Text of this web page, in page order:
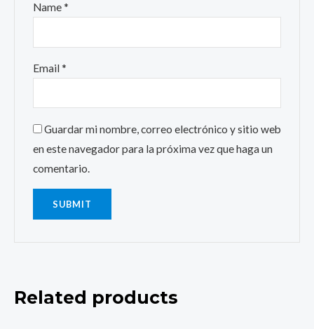
Name *
Email *
Guardar mi nombre, correo electrónico y sitio web
en este navegador para la próxima vez que haga un
comentario.
Related products